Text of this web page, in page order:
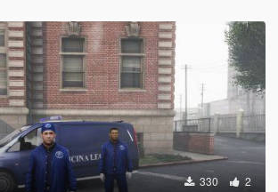
330 2